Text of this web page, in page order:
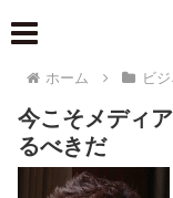
ホーム ビ
今こそメディ
るべきだ